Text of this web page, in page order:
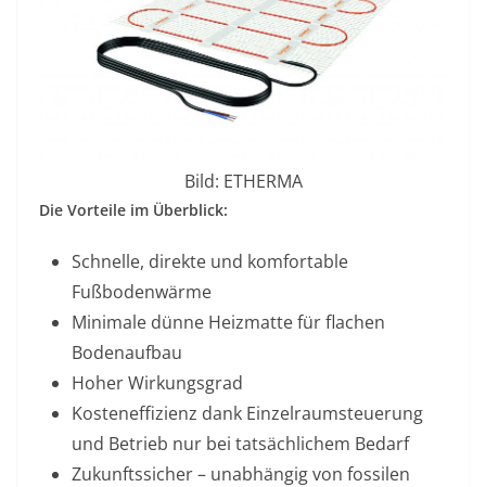
Bild: ETHERMA
Die Vorteile im Überblick:
Schnelle, direkte und komfortable
Fußbodenwärme
Minimale dünne Heizmatte für flachen
Bodenaufbau
Hoher Wirkungsgrad
Kosteneffizienz dank Einzelraumsteuerung
und Betrieb nur bei tatsächlichem Bedarf
Zukunftssicher – unabhängig von fossilen